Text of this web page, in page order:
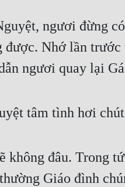
ngươi đừng
được. Nhớ lần trước
ngươi quay lại
tâm tình hơi
không đâu. Trong
Giáo đình